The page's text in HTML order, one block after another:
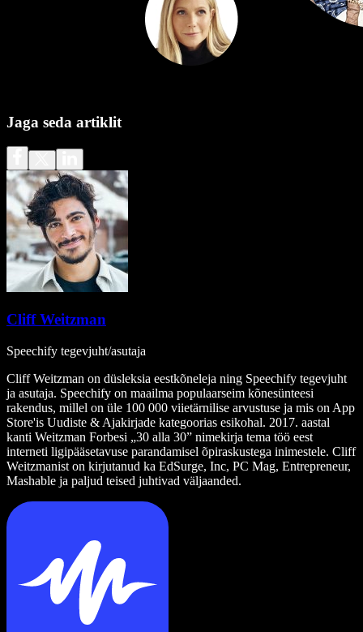
Jaga seda artiklit
Cliff Weitzman
Speechify tegevjuht/asutaja
Cliff Weitzman on düsleksia eestkõneleja ning Speechify tegevjuht
ja asutaja. Speechify on maailma populaarseim kõnesünteesi
rakendus, millel on üle 100 000 viietärnilise arvustuse ja mis on App
Store'is Uudiste & Ajakirjade kategoorias esikohal. 2017. aastal
kanti Weitzman Forbesi „30 alla 30” nimekirja tema töö eest
interneti ligipääsetavuse parandamisel õpiraskustega inimestele. Cliff
Weitzmanist on kirjutanud ka EdSurge, Inc, PC Mag, Entrepreneur,
Mashable ja paljud teised juhtivad väljaanded.